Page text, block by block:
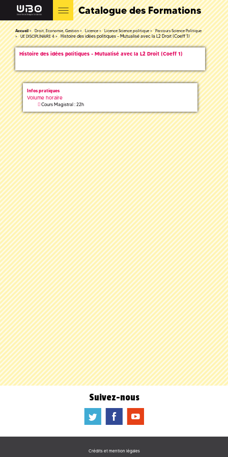
Catalogue des Formations
Accueil Droit, Economie, Gestion Licence Licence Science politique
Parcours Science Politique
UE DISCIPLINAIRE 4
Histoire des idées politiques - Mutualisé avec la L2 Droit (Coeff 1)
Histoire des idées politiques - Mutualisé avec la L2 Droit (Coeff 1)
Infos pratiques
Volume horaire
Cours Magistral : 22h
Suivez-nous
a b f
Crédits et mention légales